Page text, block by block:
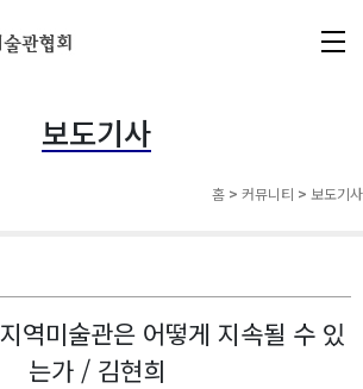
보도기사
홈 > 커뮤니티 > 보도기사
지역미술관은 어떻게 지속될 수 있
는가 / 김현희